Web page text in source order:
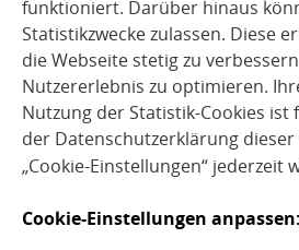
funktioniert. Darüber hinaus
Statistikzwecke zulassen. Diese
die Webseite stetig zu
Nutzererlebnis zu optimieren.
Nutzung der Statistik-Cookies ist
der Datenschutzerklärung
„Cookie-Einstellungen“ jederzeit
Cookie-Einstellungen anpassen: